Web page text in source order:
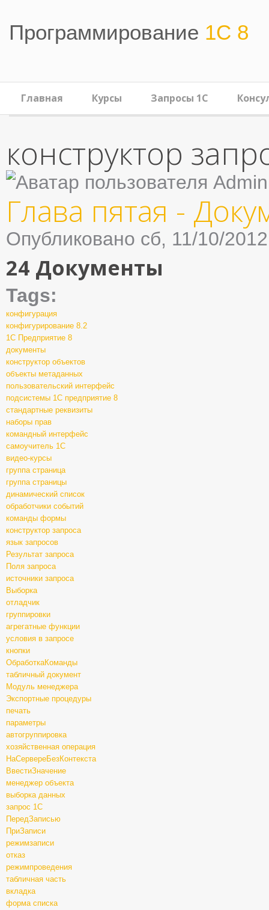
Программирование 1С 8
Главная Курсы Запросы 1С
конструктор
Глава пятая -
Опубликовано сб, 11/10/
24 Документы
Tags:
конфигурация
конфигурирование 8.2
1С Предприятие 8
документы
конструктор объектов
объекты метаданных
пользовательский интерфейс
подсистемы 1С предприятие 8
стандартные реквизиты
наборы прав
командный интерфейс
самоучитель 1С
видео-курсы
группа страница
группа страницы
динамический список
обработчики событий
команды формы
конструктор запроса
язык запросов
Результат запроса
Поля запроса
источники запроса
Выборка
отладчик
группировки
агрегатные функции
условия в запросе
кнопки
ОбработкаКоманды
табличный документ
Модуль менеджера
Экспортные процедуры
печать
параметры
автогруппировка
хозяйственная операция
НаСервереБезКонтекста
ВвестиЗначение
менеджер объекта
выборка данных
запрос 1С
ПередЗаписью
ПриЗаписи
режимзаписи
отказ
режимпроведения
табличная часть
вкладка
форма списка